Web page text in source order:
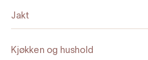
Jakt
Kjøkken og hushold